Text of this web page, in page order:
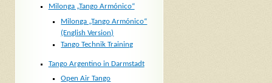
Milonga „Tango Armónico“
Milonga „Tango Armónico“
(English Version)
Tango Technik Training
Tango Argentino in Darmstadt
Open Air Tango